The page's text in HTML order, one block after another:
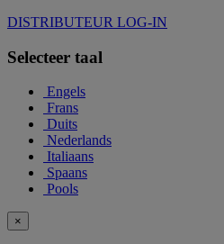
DISTRIBUTEUR LOG-IN
Selecteer taal
Engels
Frans
Duits
Nederlands
Italiaans
Spaans
Pools
×